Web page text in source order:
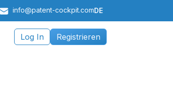
info@patent-cockpit.comDE
Log In Registrieren